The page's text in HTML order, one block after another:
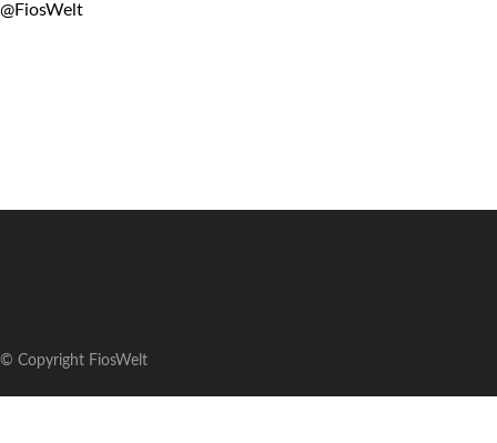
@FiosWelt
© Copyright FiosWelt